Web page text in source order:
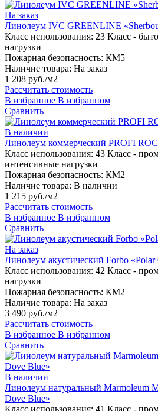
На заказ
Линолеум IVC GREENLINE
Класс использования: 23 Класс -
нагрузки
Пожарная безопасность: КМ5
Наличие товара: На заказ
1 208 руб./м2
Рассчитать стоимость
В избранное В избранном
Сравнить
В наличии
Линолеум коммерческий PROFI
Класс использования: 43 Класс -
интенсивные нагрузки
Пожарная безопасность: КМ2
Наличие товара: В наличии
1 215 руб./м2
Рассчитать стоимость
В избранное В избранном
Сравнить
На заказ
Линолеум акустический Forbo «Polar
Класс использования: 42 Класс -
нагрузки
Пожарная безопасность: КМ2
Наличие товара: На заказ
3 490 руб./м2
Рассчитать стоимость
В избранное В избранном
Сравнить
В наличии
Линолеум натуральный Marmoleum
Dove Blue»
Класс использования: 41 Класс -